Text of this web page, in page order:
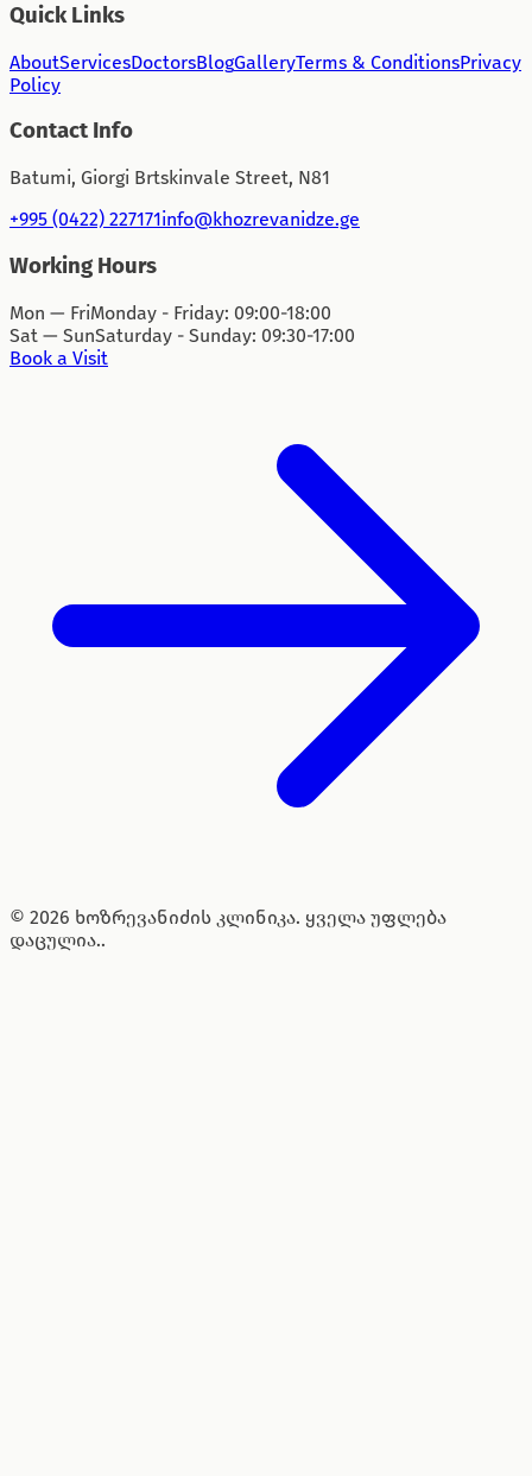
Quick Links
AboutServicesDoctorsBlogGalleryTerms & ConditionsPrivacy
Policy
Contact Info
Batumi, Giorgi Brtskinvale Street, N81
+995 (0422) 227171info@khozrevanidze.ge
Working Hours
Mon — FriMonday - Friday: 09:00-18:00
Sat — SunSaturday - Sunday: 09:30-17:00
Book a Visit
© 2026 ხოზრევანიძის კლინიკა. ყველა უფლება
დაცულია..